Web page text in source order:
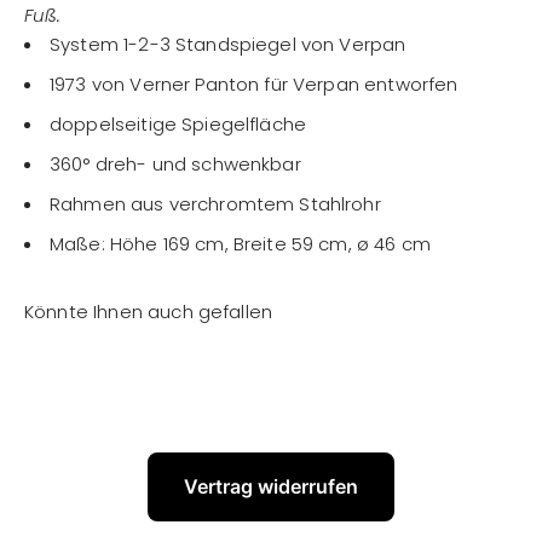
Fuß.
System 1-2-3 Standspiegel von Verpan
1973 von Verner Panton für Verpan entworfen
doppelseitige Spiegelfläche
360° dreh- und schwenkbar
Rahmen aus verchromtem Stahlrohr
Maße: Höhe 169 cm, Breite 59 cm, ø 46 cm
Vertrag widerrufen